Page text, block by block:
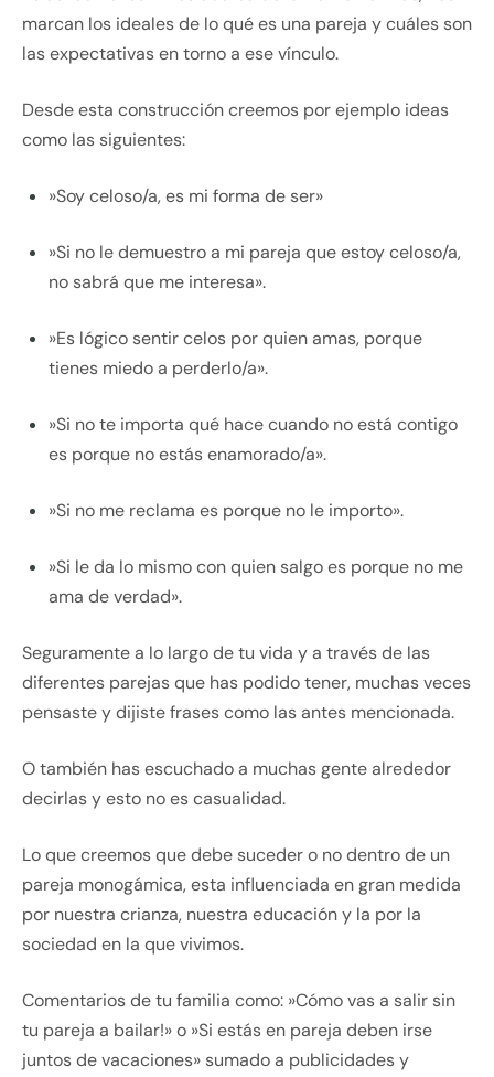
marcan los ideales de lo qué es una pareja y cuáles son
las expectativas en torno a ese vínculo.
Desde esta construcción creemos por ejemplo ideas
como las siguientes:
»Soy celoso/a, es mi forma de ser»
»Si no le demuestro a mi pareja que estoy celoso/a,
no sabrá que me interesa».
»Es lógico sentir celos por quien amas, porque
tienes miedo a perderlo/a».
»Si no te importa qué hace cuando no está contigo
es porque no estás enamorado/a».
»Si no me reclama es porque no le importo».
»Si le da lo mismo con quien salgo es porque no me
ama de verdad».
Seguramente a lo largo de tu vida y a través de las
diferentes parejas que has podido tener, muchas veces
pensaste y dijiste frases como las antes mencionada.
O también has escuchado a muchas gente alrededor
decirlas y esto no es casualidad.
Lo que creemos que debe suceder o no dentro de un
pareja monogámica, esta influenciada en gran medida
por nuestra crianza, nuestra educación y la por la
sociedad en la que vivimos.
Comentarios de tu familia como: »Cómo vas a salir sin
tu pareja a bailar!» o »Si estás en pareja deben irse
juntos de vacaciones» sumado a publicidades y